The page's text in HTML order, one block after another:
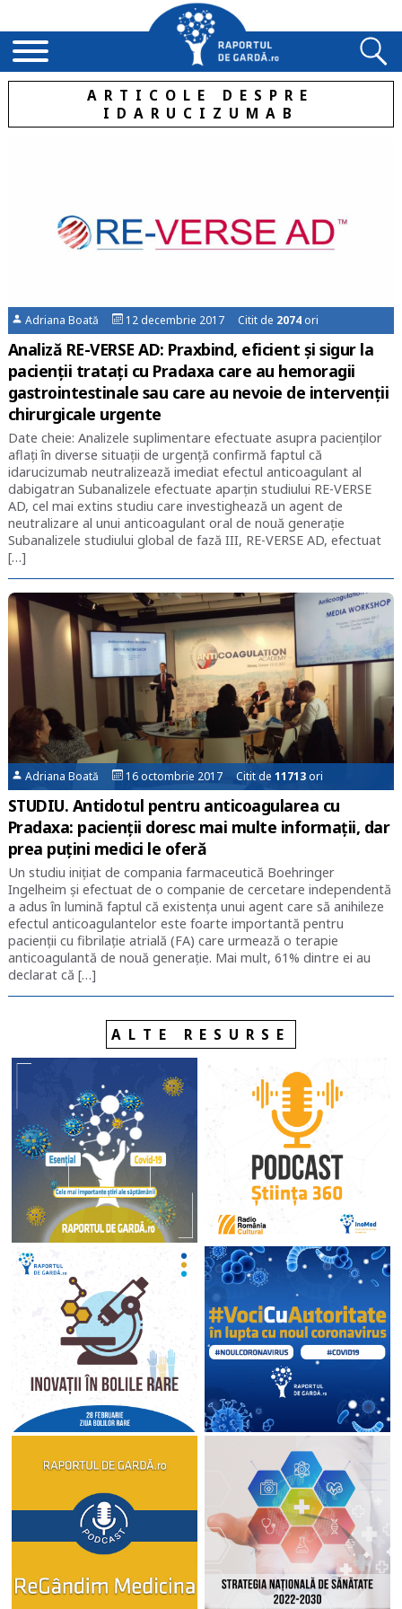
ARTICOLE DESPRE
IDARUCIZUMAB
Adriana Boată 12 decembrie 2017 Citit de 2074 ori
Analiză RE-VERSE AD: Praxbind, eficient și sigur la
pacienții tratați cu Pradaxa care au hemoragii
gastrointestinale sau care au nevoie de intervenții
chirurgicale urgente
Date cheie: Analizele suplimentare efectuate asupra pacienților
aflați în diverse situații de urgență confirmă faptul că
idarucizumab neutralizează imediat efectul anticoagulant al
dabigatran Subanalizele efectuate aparțin studiului RE-VERSE
AD, cel mai extins studiu care investighează un agent de
neutralizare al unui anticoagulant oral de nouă generație
Subanalizele studiului global de fază III, RE-VERSE AD, efectuat
[…]
Adriana Boată 16 octombrie 2017 Citit de11713ori
STUDIU. Antidotul pentru anticoagularea cu
Pradaxa: pacienții doresc mai multe informații, dar
prea puțini medici le oferă
Un studiu inițiat de compania farmaceutică Boehringer
Ingelheim și efectuat de o companie de cercetare independentă
a adus în lumină faptul că existența unui agent care să anihileze
efectul anticoagulantelor este foarte importantă pentru
pacienții cu fibrilație atrială (FA) care urmează o terapie
anticoagulantă de nouă generație. Mai mult, 61% dintre ei au
declarat că […]
ALTE RESURSE